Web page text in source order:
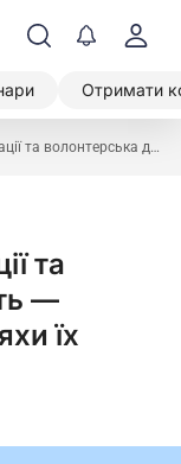
Отримати
Неприбуткові організації та волонтерська діяльність — проблемні кейси та шляхи їх вирішення
та
—
їх